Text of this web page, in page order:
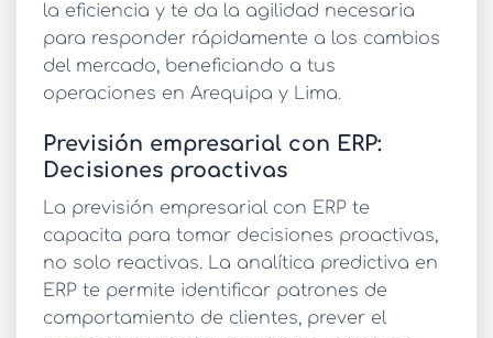
la eficiencia y te da la agilidad necesaria
para responder rápidamente a los cambios
del mercado, beneficiando a tus
operaciones en Arequipa y Lima.
Previsión empresarial con ERP:
Decisiones proactivas
La previsión empresarial con ERP te
capacita para tomar decisiones proactivas,
no solo reactivas. La analítica predictiva en
ERP te permite identificar patrones de
comportamiento de clientes, prever el